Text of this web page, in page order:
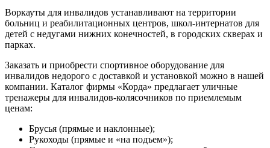
Воркауты для инвалидов устанавливают на территории
больниц и реабилитационных центров, школ-интернатов для
детей с недугами нижних конечностей, в городских скверах и
парках.
Заказать и приобрести спортивное оборудование для
инвалидов недорого с доставкой и установкой можно в нашей
компании. Каталог фирмы «Корда» предлагает уличные
тренажеры для инвалидов-колясочников по приемлемым
ценам:
Брусья (прямые и наклонные);
Рукоходы (прямые и «на подъем»);